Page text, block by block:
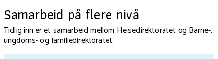
Samarbeid på flere nivå
Tidlig inn er et samarbeid mellom Helsedirektoratet og Barne-,
ungdoms- og familiedirektoratet.